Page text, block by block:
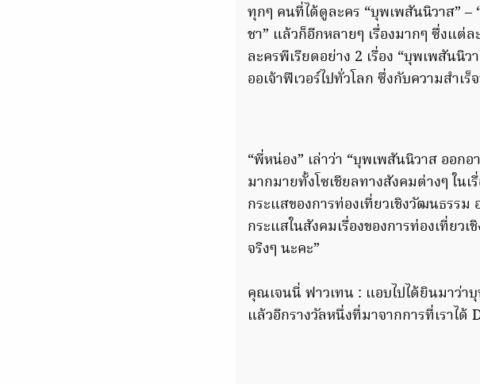
ทุกๆ คนที่ได้ดูละคร “บุพเพสันนิวาส” –
ชา” แล้วก็อีกหลายๆ เรื่องมากๆ ซึ่งแต่
ละครพีเรียดอย่าง 2 เรื่อง “บุพเพสันนิ
ออเจ้าฟีเวอร์ไปทั่วโลก ซึ่งกับความสำเ
“พี่หน่อง” เล่าว่า “บุพเพสันนิวาส ออ
มากมายทั้งโซเชียลทางสังคมต่างๆ ใน
กระแสของการท่องเที่ยวเชิงวัฒนธรรม
กระแสในสังคมเรื่องของการท่องเที่ย
จริงๆ นะคะ”
คุณเจนนี่ ฟาวเทน : แอบไปได้ยินมาว่า
แล้วอีกรางวัลหนึ่งที่มาจากการที่เราได้